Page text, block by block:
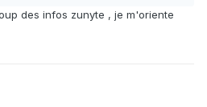
des infos zunyte , je m'oriente